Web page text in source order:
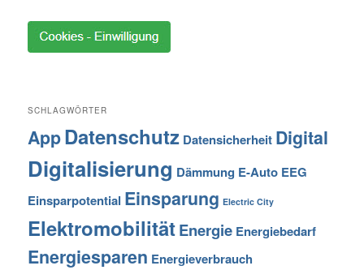
SCHLAGWÖRTER
AppDatenschutz Datensicherheit Digital
Digitalisierung Dämmung E-Auto EEG
Einsparpotential Einsparung Electric City
ElektromobilitätEnergie Energiebedarf
Energiesparen Energieverbrauch